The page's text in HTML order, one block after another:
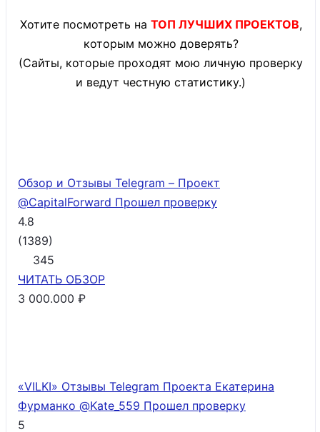
Хотите посмотреть на ТОП ЛУЧШИХ ПРОЕКТОВ,
которым можно доверять?
(Сайты, которые проходят мою личную проверку
и ведут честную статистику.)
Обзор и Отзывы Telegram – Проект
@CapitalForward Прошел проверку
4.8
(1389)
345
ЧИТАТЬ ОБЗОР
3 000.000 ₽
«VILKI» Отзывы Telegram Проекта Екатерина
Фурманко @Kate_559 Прошел проверку
5